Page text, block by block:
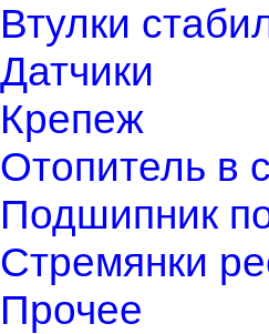
Втулки
Датчики
Крепеж
Отопитель в
Подшипник
Стремянки
Прочее